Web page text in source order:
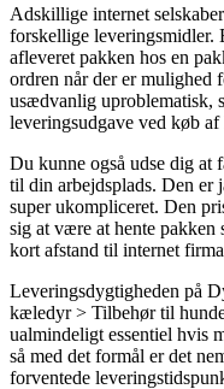
Adskillige internet
forskellige leveringsmidler.
afleveret pakken hos en
ordren når der er mulighed
usædvanlig uproblematisk,
leveringsudgave ved køb
Du kunne også udse dig at
til din arbejdsplads. Den er
super ukompliceret. Den
sig at være at hente pakken
kort afstand til internet
Leveringsdygtigheden på
kæledyr > Tilbehør til
ualmindeligt essentiel hvis
så med det formål er det
forventede